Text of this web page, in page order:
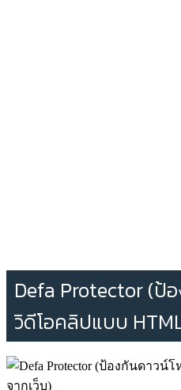
Defa Protector (ป้
วิดีโอคลิปแบบ